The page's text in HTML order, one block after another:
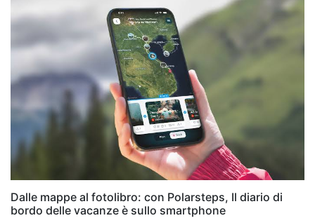
Dalle mappe al fotolibro: con Polarsteps, Il diario di
bordo delle vacanze è sullo smartphone